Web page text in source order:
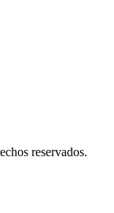
reservados.